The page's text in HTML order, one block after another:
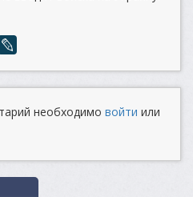
необходимо войти или